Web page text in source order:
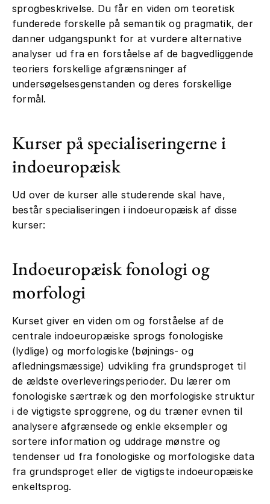
sprogbeskrivelse. Du får en viden om teoretisk
funderede forskelle på semantik og pragmatik, der
danner udgangspunkt for at vurdere alternative
analyser ud fra en forståelse af de bagvedliggende
teoriers forskellige afgrænsninger af
undersøgelsesgenstanden og deres forskellige
formål.
Kurser på specialiseringerne i
indoeuropæisk
Ud over de kurser alle studerende skal have,
består specialiseringen i indoeuropæisk af disse
kurser:
Indoeuropæisk fonologi og
morfologi
Kurset giver en viden om og forståelse af de
centrale indoeuropæiske sprogs fonologiske
(lydlige) og morfologiske (bøjnings- og
afledningsmæssige) udvikling fra grundsproget til
de ældste overleveringsperioder. Du lærer om
fonologiske særtræk og den morfologiske struktur
i de vigtigste sproggrene, og du træner evnen til
analysere afgrænsede og enkle eksempler og
sortere information og uddrage mønstre og
tendenser ud fra fonologiske og morfologiske data
fra grundsproget eller de vigtigste indoeuropæiske
enkeltsprog.